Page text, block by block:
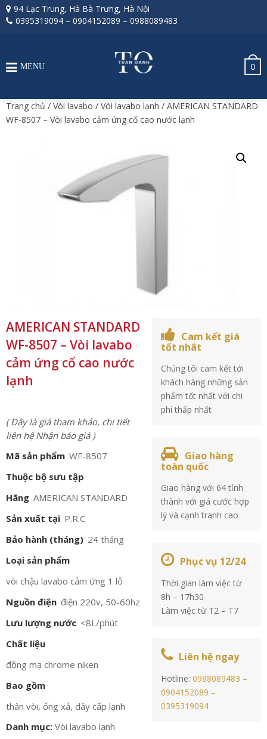
94 Lạc Trung, Hà Bà Trưng, Hà Nội
0395319094 – 0904152089 – 0988089483
0
MENU
Trang chủ / Vòi lavabo / Vòi lavabo lạnh / AMERICAN STANDARD
WF-8507 – Vòi lavabo cảm ứng cổ cao nước lạnh
AMERICAN STANDARD
WF-8507 – Vòi lavabo
cảm ứng cổ cao nước
lạnh
( Đây là giá tham khảo, chi tiết
liên hệ Nhận báo giá )
Mã sản phẩm WF-8507
Thuộc bộ sưu tập
Hãng AMERICAN STANDARD
Sản xuất tại P.R.C
Bảo hành (tháng) 24 tháng
Loại sản phẩm
vòi chậu lavabo cảm ứng 1 lỗ
Nguồn điện điện 220v, 50-60hz
Lưu lượng nước <8L/phút
Chất liệu
đồng mạ chrome niken
Bao gồm
thân vòi, ống xả, dây cấp lạnh
Danh mục: Vòi lavabo lạnh
Cam kết giá
tốt nhât
Chúng tôi cam kết tới
khách hàng những sản
phẩm tốt nhất với chi
phí thấp nhất
Giao hàng
toàn quốc
Giao hàng với 64 tỉnh
thành với giá cước hợp
lý và cạnh tranh cao
Phục vụ 12/24
Thời gian làm việc từ
8h – 17h30
Làm việc từ T2 – T7
Liên hệ ngay
Hotline:0988089483 –
0904152089 –
0395319094